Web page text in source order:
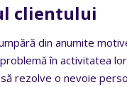
clientului
din anumite
în activitatea lor
rezolve o nevoie